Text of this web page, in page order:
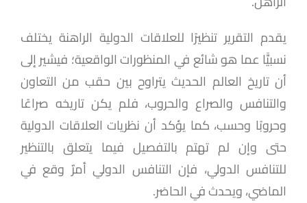
يقدم التقرير تنظيرًا للعلاقات الدولية الراهنة يختلف
نسبيًّا عما هو شائع في المنظورات الواقعية؛ فيشير إلى
أن تاريخ العالم الحديث يتراوح بين حقب من التعاون
والتنافس والصراع والحروب، فلم يكن تاريخه صراعًا
وحروبًا وحسب، كما يؤكد أن نظريات العلاقات الدولية
حتى وإن لم تهتم بالتفصيل فيما يتعلق بالتنظير
للتنافس الدولي، فإن التنافس الدولي أمرٌ وقع في
الماضي، ويحدث في الحاضر.